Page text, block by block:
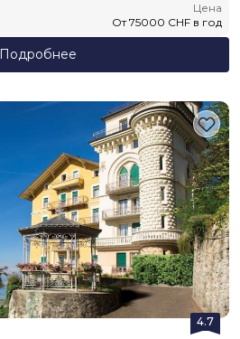
Цена
От 75000 CHF в год
Подробнее
4.7